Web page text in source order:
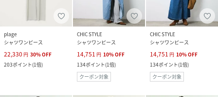
plage
シャツワンピース
22,330 円 30%OFF
203ポイント(1倍)
CHIC STYLE
シャツワンピース
14,751 円 10%OFF
134ポイント(1倍)
クーポン対象
CHIC STYLE
シャツワンピース
14,751 円 10%OFF
134ポイント(1倍)
クーポン対象